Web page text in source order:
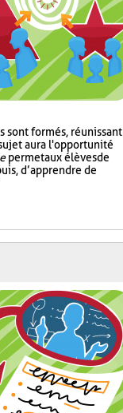
sont formés, réunissant
aura l'opportunité
permet aux élèves de
d’apprendre de